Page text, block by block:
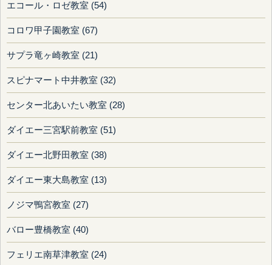
エコール・ロゼ教室 (54)
コロワ甲子園教室 (67)
サプラ竜ヶ崎教室 (21)
スピナマート中井教室 (32)
センター北あいたい教室 (28)
ダイエー三宮駅前教室 (51)
ダイエー北野田教室 (38)
ダイエー東大島教室 (13)
ノジマ鴨宮教室 (27)
バロー豊橋教室 (40)
フェリエ南草津教室 (24)